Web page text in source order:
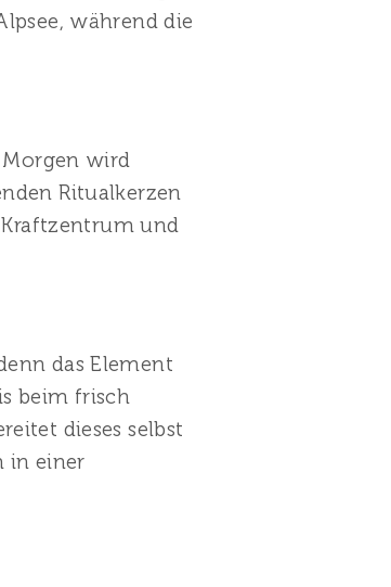
während die
Morgen wird
Ritualkerzen
und
das Element
beim frisch
dieses selbst
in einer